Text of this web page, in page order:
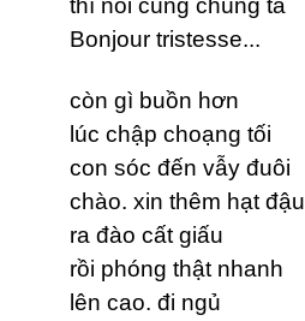
thì nói cùng chúng ta
Bonjour tristesse...
còn gì buồn hơn
lúc chập choạng tối
con sóc đến vẫy đuôi
chào. xin thêm hạt đậu
ra đào cất giấu
rồi phóng thật nhanh
lên cao. đi ngủ